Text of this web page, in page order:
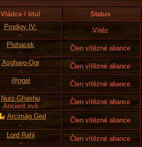
Vládce / titul
Status
Prodigy IV.
-
Vítěz
Pluhacek
-
Člen vítězné aliance
Asgharg-Ogr
-
Člen vítězné aliance
@ngel
-
Člen vítězné aliance
Nurz-Ghashu
Ancient evil
Člen vítězné aliance
Arcimág Ged
-
Člen vítězné aliance
Lord Rahl
-
Člen vítězné aliance